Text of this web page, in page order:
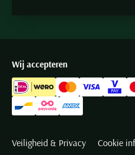
Wij accepteren
Veiligheid & Privacy Cookie